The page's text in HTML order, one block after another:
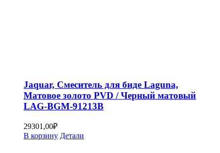
Jaquar, Смеситель для биде Laguna,
Матовое золото PVD / Черный матовый
LAG-BGM-91213B
29301,00₽
В корзину Детали